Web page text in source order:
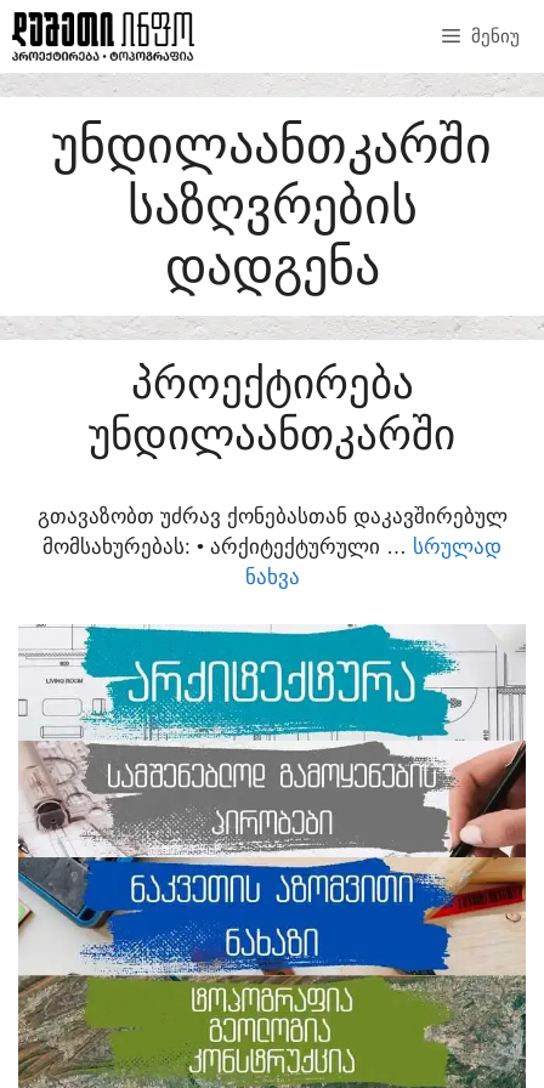
SKIP
TO
CONTENT
ᲛᲔᲜᲘᲣ
ᲣᲜᲓᲘᲚᲐᲐᲜᲗᲙᲐᲠᲨᲘ
ᲡᲐᲖᲦᲕᲠᲔᲑᲘᲡ
ᲓᲐᲓᲒᲔᲜᲐ
ᲞᲠᲝᲔᲥᲢᲘᲠᲔᲑᲐ
ᲣᲜᲓᲘᲚᲐᲐᲜᲗᲙᲐᲠᲨᲘ
ᲒᲗᲐᲕᲐᲖᲝᲑᲗ ᲣᲫᲠᲐᲕ ᲥᲝᲜᲔᲑᲐᲡᲗᲐᲜ ᲓᲐᲙᲐᲕᲨᲘᲠᲔᲑᲣᲚ
ᲛᲝᲛᲡᲐᲮᲣᲠᲔᲑᲐᲡ:​ • ᲐᲠᲥᲘᲢᲔᲥᲢᲣᲠᲣᲚᲘ … ᲡᲠᲣᲚᲐᲓ
ᲜᲐᲮᲕᲐ